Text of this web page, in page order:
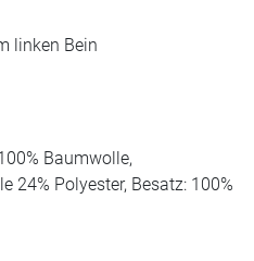
linken Bein
Baumwolle,
24% Polyester, Besatz: 100%